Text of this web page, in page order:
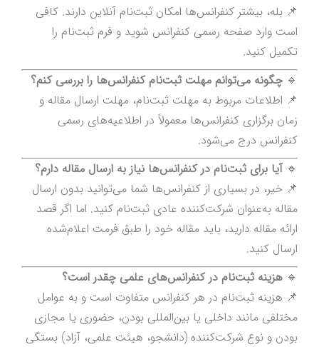
📌 بله، بیشتر کنفرانس‌ها امکان ثبت‌نام آنلاین دارند. کافی
است وارد صفحه رسمی کنفرانس شوید و فرم ثبت‌نام را
تکمیل کنید.
🔹 چگونه می‌توانم مهلت ثبت‌نام کنفرانس‌ها را بررسی کنم؟
📌 اطلاعات مربوط به مهلت ثبت‌نام، مهلت ارسال مقاله و
زمان برگزاری کنفرانس‌ها معمولاً در اطلاعیه‌های رسمی
کنفرانس درج می‌شود.
🔹آیا برای ثبت‌نام در کنفرانس‌ها نیاز به ارسال مقاله دارم؟
📌 خیر، در بسیاری از کنفرانس‌ها شما می‌توانید بدون ارسال
مقاله به‌عنوان شرکت‌کننده عادی ثبت‌نام کنید. اما اگر قصد
ارائه مقاله دارید، باید مقاله خود را طبق فرمت اعلام‌شده
ارسال کنید.
🔹 هزینه ثبت‌نام در کنفرانس‌های علمی چقدر است؟
📌 هزینه ثبت‌نام در هر کنفرانس متفاوت است و به عوامل
مختلفی مانند داخلی یا بین‌المللی بودن، حضوری یا مجازی
بودن و نوع شرکت‌کننده (دانشجو، هیئت علمی، آزاد) بستگی